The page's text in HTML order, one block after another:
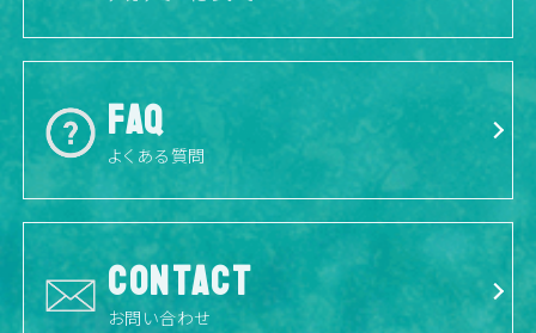
FAQ
よくある質問
CONTACT
お問い合わせ